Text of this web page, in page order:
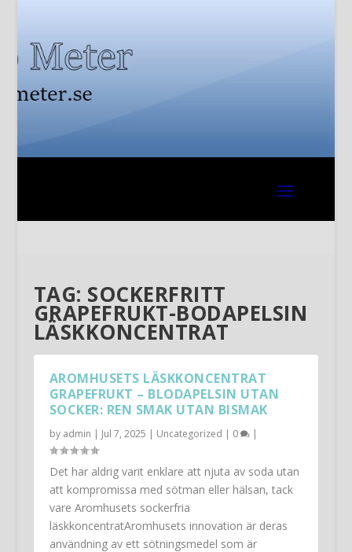
TAG: SOCKERFRITT
GRAPEFRUKT-BODAPELSIN
LÄSKKONCENTRAT
AROMHUSETS LÄSKKONCENTRAT
GRAPEFRUKT – BLODAPELSIN UTAN
SOCKER: REN SMAK UTAN BISMAK
by admin | Jul 7, 2025 | Uncategorized | 0 |
Det har aldrig varit enklare att njuta av soda utan
att kompromissa med sötman eller hälsan, tack
vare Aromhusets sockerfria
läskkoncentratAromhusets innovation är deras
användning av ett sötningsmedel som är